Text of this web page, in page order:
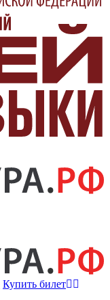
Купить билет